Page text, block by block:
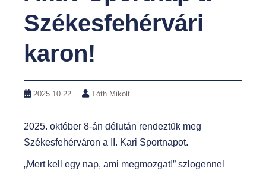
Székesfehérvári
karon!
2025.10.22. Tóth Mikolt
2025. október 8-án délután rendeztük meg
Székesfehérváron a II. Kari Sportnapot.
„Mert kell egy nap, ami megmozgat!” szlogennel